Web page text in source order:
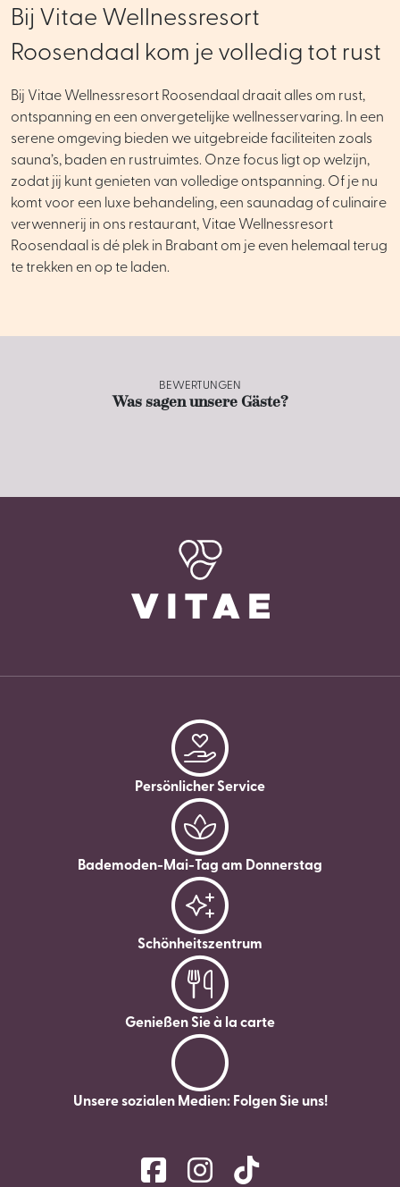
Bij Vitae Wellnessresort
Roosendaal kom je volledig tot rust
Bij Vitae Wellnessresort Roosendaal draait alles om rust,
ontspanning en een onvergetelijke wellnesservaring. In een
serene omgeving bieden we uitgebreide faciliteiten zoals
sauna’s, baden en rustruimtes. Onze focus ligt op welzijn,
zodat jij kunt genieten van volledige ontspanning. Of je nu
komt voor een luxe behandeling, een saunadag of culinaire
verwennerij in ons restaurant, Vitae Wellnessresort
Roosendaal is dé plek in Brabant om je even helemaal terug
te trekken en op te laden.
BEWERTUNGEN
Was sagen unsere Gäste?
Persönlicher Service
Bademoden-Mai-Tag am Donnerstag
Schönheitszentrum
Genießen Sie à la carte
Unsere sozialen Medien: Folgen Sie uns!